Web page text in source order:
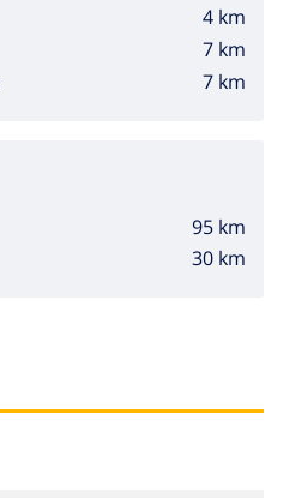
4 km
7 km
7 km
95 km
30 km